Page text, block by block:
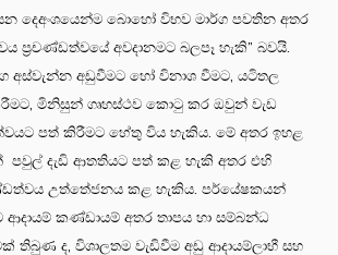
දෙඅංශයෙන්ම බොහෝ විභව මාර්ග පවතින අතර
අවදානමට බලපෑ හැකි” බවයි.
අඩුවීමට හෝ විනාශ වීමට, යටිතල
මිනිසුන් ගෘහස්ථව කොටු කර ඔවුන් වැඩ
පත් කිරීමට හේතු විය හැකිය. මේ අතර ඉහළ
දැඩි ආතතියට පත් කළ හැකි අතර එහි
උත්තේජනය කළ හැකිය. පර්යේෂකයන්
ආදායම් කණ්ඩායම් අතර තාපය හා සම්බන්ධ
තිබුණ ද, විශාලතම වැඩිවීම අඩු ආදායම්ලාභී සහ